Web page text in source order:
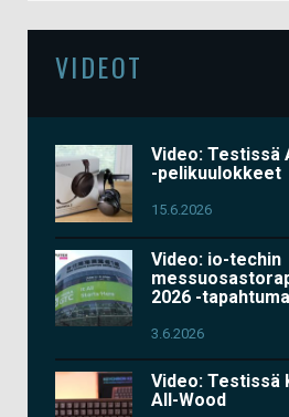
VIDEOT
Video: Testissä
-pelikuulokkeet
15.6.2026
Video: io-techin
2026 -
3.6.2026
Video: Testissä
All-Wood